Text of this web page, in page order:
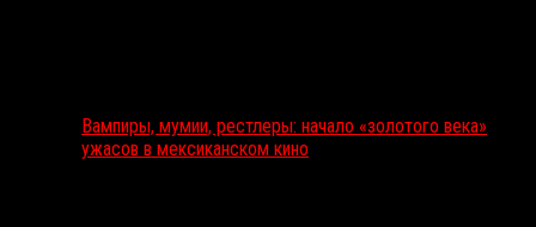
Вампиры, мумии, рестлеры: начало «золотого века»
ужасов в мексиканском кино